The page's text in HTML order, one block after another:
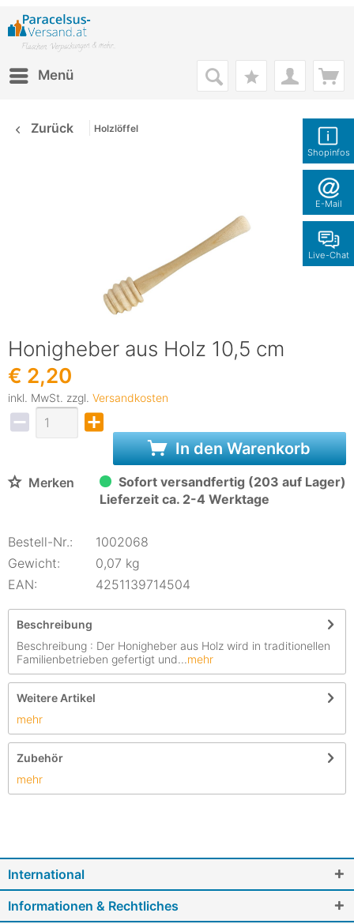
Shopinfos
E-Mail
Live-Chat
Menü
Zurück Holzlöffel
Honigheber aus Holz 10,5 cm
€ 2,20
inkl. MwSt. zzgl. Versandkosten
In den Warenkorb
Merken
Sofort versandfertig (203 auf Lager)
Lieferzeit ca. 2-4 Werktage
Bestell-Nr.:
1002068
Gewicht:
0,07 kg
EAN:
4251139714504
Beschreibung
Beschreibung : Der Honigheber aus Holz wird in traditionellen
Familienbetrieben gefertigt und...mehr
Weitere Artikel
mehr
Zubehör
mehr
International
Informationen & Rechtliches